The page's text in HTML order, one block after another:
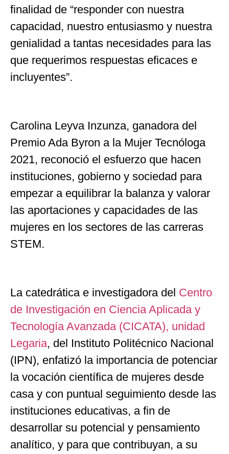
finalidad de “responder con nuestra
capacidad, nuestro entusiasmo y nuestra
genialidad a tantas necesidades para las
que requerimos respuestas eficaces e
incluyentes”.
Carolina Leyva Inzunza, ganadora del
Premio Ada Byron a la Mujer Tecnóloga
2021, reconoció el esfuerzo que hacen
instituciones, gobierno y sociedad para
empezar a equilibrar la balanza y valorar
las aportaciones y capacidades de las
mujeres en los sectores de las carreras
STEM.
La catedrática e investigadora del Centro
de Investigación en Ciencia Aplicada y
Tecnología Avanzada (CICATA), unidad
Legaria, del Instituto Politécnico Nacional
(IPN), enfatizó la importancia de potenciar
la vocación científica de mujeres desde
casa y con puntual seguimiento desde las
instituciones educativas, a fin de
desarrollar su potencial y pensamiento
analítico, y para que contribuyan, a su